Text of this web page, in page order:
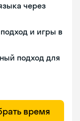
через
и игры в
подход для
время